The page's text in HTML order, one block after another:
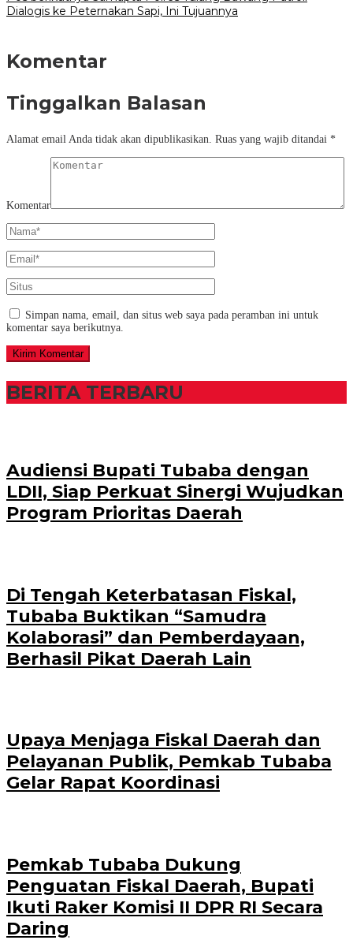
Dialogis ke Peternakan Sapi, Ini Tujuannya
Komentar
Tinggalkan Balasan
Alamat email Anda tidak akan dipublikasikan. Ruas yang wajib ditandai *
Komentar
Simpan nama, email, dan situs web saya pada peramban ini untuk
komentar saya berikutnya.
BERITA TERBARU
Audiensi Bupati Tubaba dengan
LDII, Siap Perkuat Sinergi Wujudkan
Program Prioritas Daerah
Di Tengah Keterbatasan Fiskal,
Tubaba Buktikan “Samudra
Kolaborasi” dan Pemberdayaan,
Berhasil Pikat Daerah Lain
Upaya Menjaga Fiskal Daerah dan
Pelayanan Publik, Pemkab Tubaba
Gelar Rapat Koordinasi
Pemkab Tubaba Dukung
Penguatan Fiskal Daerah, Bupati
Ikuti Raker Komisi II DPR RI Secara
Daring